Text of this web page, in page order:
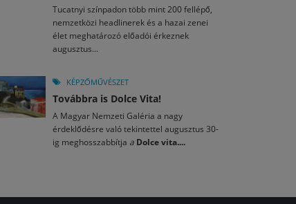
Tucatnyi színpadon több mint 200 fellépő,
nemzetközi headlinerek és a hazai zenei
élet meghatározó előadói érkeznek
augusztus...
KÉPZŐMŰVÉSZET
Továbbra is Dolce Vita!
A Magyar Nemzeti Galéria a nagy
érdeklődésre való tekintettel augusztus 30-
ig meghosszabbítja a Dolce vita....